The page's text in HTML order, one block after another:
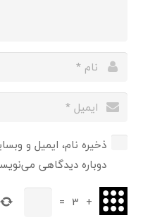
ذخیره نام، ایمیل و
دوباره دیدگاهی
+
3
=